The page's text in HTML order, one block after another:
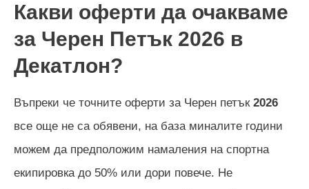
Какви оферти да очакваме
за Черен Петък 2026 в
Декатлон?
Въпреки че точните оферти за Черен петък 2026
все още не са обявени, на база миналите години
можем да предположим намаления на спортна
екипировка до 50% или дори повече. Не